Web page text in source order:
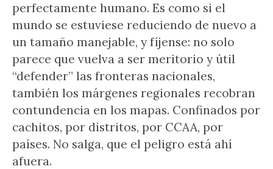
perfectamente humano. Es como si el
mundo se estuviese reduciendo de nuevo a
un tamaño manejable, y fíjense: no solo
parece que vuelva a ser meritorio y útil
“defender” las fronteras nacionales,
también los márgenes regionales recobran
contundencia en los mapas. Confinados por
cachitos, por distritos, por CCAA, por
países. No salga, que el peligro está ahí
afuera.